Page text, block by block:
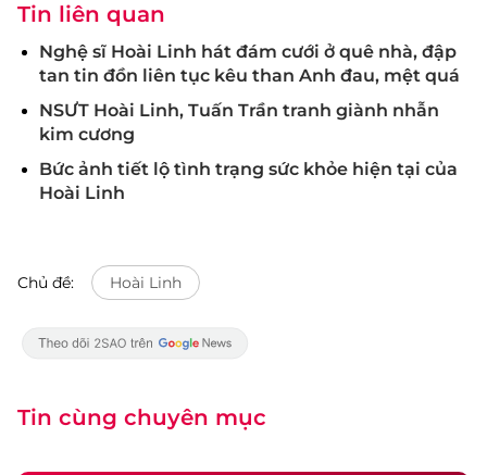
Tin liên quan
Nghệ sĩ Hoài Linh hát đám cưới ở quê nhà, đập
tan tin đồn liên tục kêu than Anh đau, mệt quá
NSƯT Hoài Linh, Tuấn Trần tranh giành nhẫn
kim cương
Bức ảnh tiết lộ tình trạng sức khỏe hiện tại của
Hoài Linh
Chủ đề: Hoài Linh
Tin cùng chuyên mục